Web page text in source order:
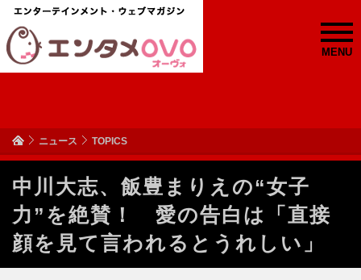
MENU
ニュース TOPICS
中川大志、飯豊まりえの“女子
力”を絶賛！ 愛の告白は「直接
顔を見て言われるとうれしい」